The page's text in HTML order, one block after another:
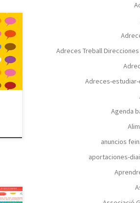
no
Adreces Treball Direcciones
Adreces-
Agenda
anuncios
aportaciones-